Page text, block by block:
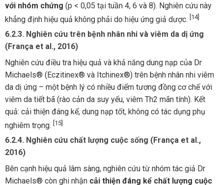
với nhóm chứng (p < 0,05 tại tuần 4, 6 và 8). Nghiên cứu này
khẳng định hiệu quả không phải do hiệu ứng giả dược. [14]
6.2.3. Nghiên cứu trên bệnh nhân nhi và viêm da dị ứng
(França et al., 2016)
Nghiên cứu điều tra hiệu quả và khả năng dung nạp của Dr
Michaels® (Eczitinex® và Itchinex®) trên bệnh nhân nhi viêm
da dị ứng – một bệnh lý có nhiều điểm tương đồng cơ chế với
viêm da tiết bã (rào cản da suy yếu, viêm Th2 mãn tính). Kết
quả: cải thiện đáng kể, dung nạp tốt, không có tác dụng phụ
nghiêm trọng. [15]
6.2.4. Nghiên cứu chất lượng cuộc sống (França et al.,
2016)
Bên cạnh hiệu quả lâm sàng, nghiên cứu từ nhóm tác giả Dr
Michaels® còn ghi nhận cải thiện đáng kể chất lượng cuộc